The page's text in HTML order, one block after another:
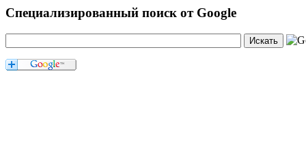
Специализированный поиск от Google